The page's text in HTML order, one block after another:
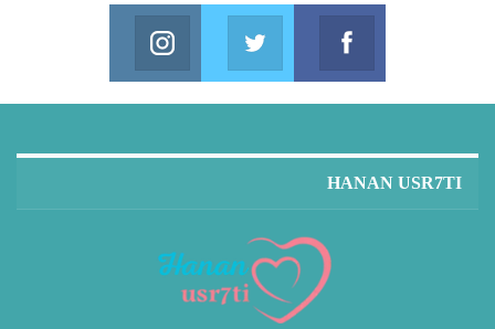
Facebook
Join us on Facebook
Twitter
Join us on Twitter
HANAN USR7TI